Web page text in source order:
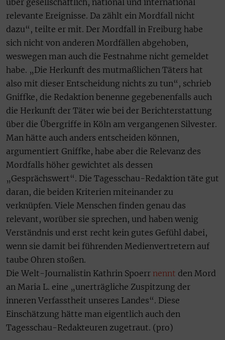
über gesellschaftlich, national und international
relevante Ereignisse. Da zählt ein Mordfall nicht
dazu“, teilte er mit. Der Mordfall in Freiburg habe
sich nicht von anderen Mordfällen abgehoben,
weswegen man auch die Festnahme nicht gemeldet
habe. „Die Herkunft des mutmaßlichen Täters hat
also mit dieser Entscheidung nichts zu tun“, schrieb
Gniffke, die Redaktion benenne gegebenenfalls auch
die Herkunft der Täter wie bei der Berichterstattung
über die Übergriffe in Köln am vergangenen Silvester.
Man hätte auch anders entscheiden können,
argumentiert Gniffke, habe aber die Relevanz des
Mordfalls höher gewichtet als dessen
„Gesprächswert“. Die Tagesschau-Redaktion täte gut
daran, die beiden Kriterien miteinander zu
verknüpfen. Viele Menschen finden genau das
relevant, worüber sie sprechen, und haben wenig
Verständnis und erst recht kein gutes Gefühl dabei,
wenn sie damit bei führenden Medienvertretern auf
taube Ohren stoßen.
Die Welt-Journalistin Kathrin Spoerr nennt den Mord
an Maria L. eine „unerträgliche Zuspitzung der
inneren Verfasstheit unseres Landes“. Diese
Einschätzung hätte man eigentlich auch den
Tagesschau-Redakteuren zugetraut. (pro)